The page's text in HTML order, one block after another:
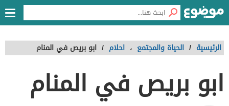
الرئيسية / الحياة والمجتمع ، احلام / ابو بريص في المنام
ابو بريص في المنام